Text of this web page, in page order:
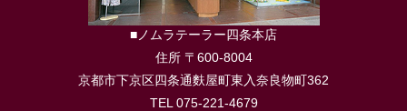
■ノムラテーラー四条本店
住所 〒600-8004
京都市下京区四条通麩屋町東入奈良物町362
TEL 075-221-4679